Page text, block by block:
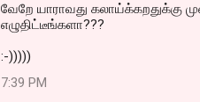
வேறே யாராவது கலாய்க்கறதுக்கு
எழுதிட்டீங்களா???
:-)))))
7:39 PM